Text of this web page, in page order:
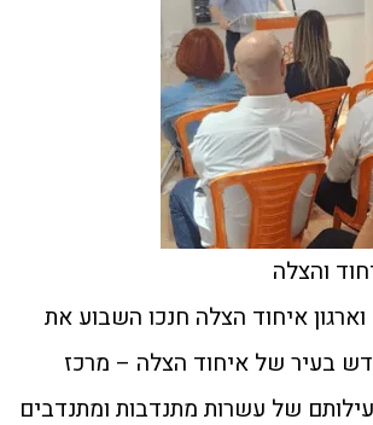
והצלה
איחוד הצלה חנכו השבוע את
בעיר של איחוד הצלה – מרכז
של עשרות מתנדבות ומתנדבים